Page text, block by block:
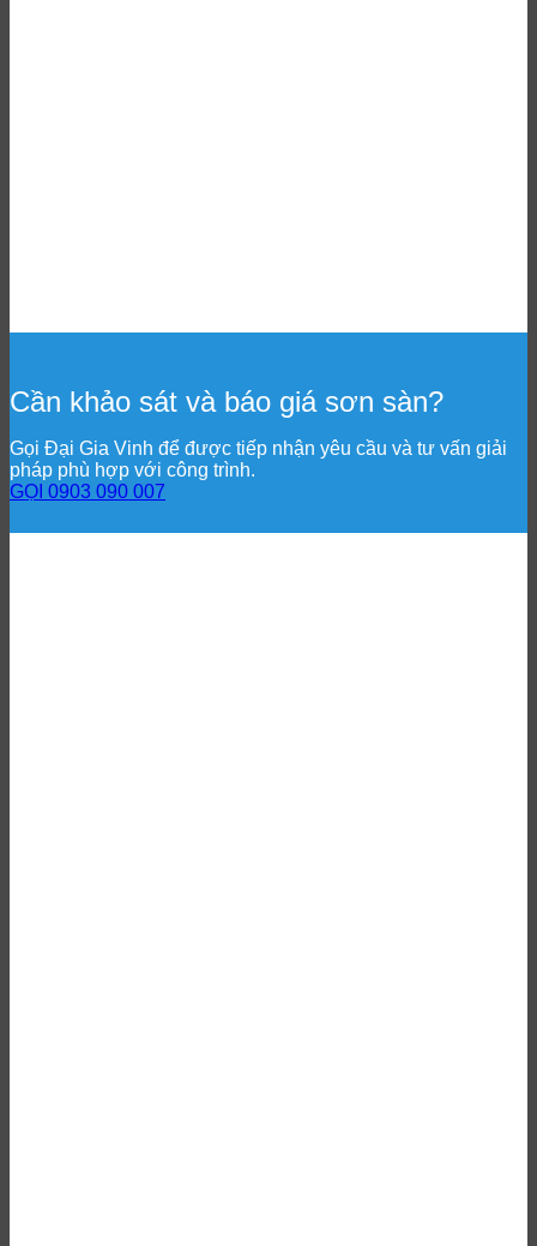
Cần khảo sát và báo giá sơn sàn?
Gọi Đại Gia Vinh để được tiếp nhận yêu cầu và tư vấn giải
pháp phù hợp với công trình.
GỌI 0903 090 007